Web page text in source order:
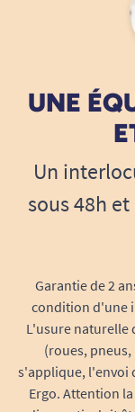
sans risque
Idéal
Parfait
droite/
La liberté
confort au
Labarre
UNE
Un
sous 48h
Garantie de 2
condition d'une
L'usure naturelle
(roues, pneus,
s'applique, l'envoi
Ergo. Attention